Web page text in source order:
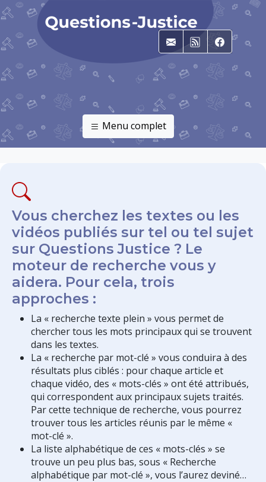
E-mailRSS
Menu complet
Vous cherchez les textes ou les
vidéos publiés sur tel ou tel sujet
sur Questions Justice ? Le
moteur de recherche vous y
aidera. Pour cela, trois
approches :
La « recherche texte plein » vous permet de
chercher tous les mots principaux qui se trouvent
dans les textes.
La « recherche par mot-clé » vous conduira à des
résultats plus ciblés : pour chaque article et
chaque vidéo, des « mots-clés » ont été attribués,
qui correspondent aux principaux sujets traités.
Par cette technique de recherche, vous pourrez
trouver tous les articles réunis par le même «
mot-clé ».
La liste alphabétique de ces « mots-clés » se
trouve un peu plus bas, sous « Recherche
alphabétique par mot-clé », vous l’aurez deviné…